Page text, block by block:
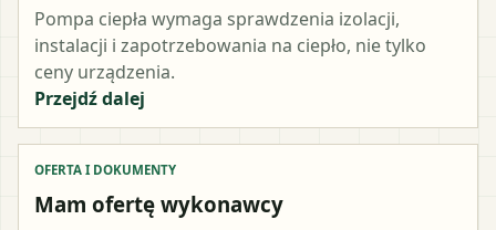
Pompa ciepła wymaga sprawdzenia izolacji,
instalacji i zapotrzebowania na ciepło, nie tylko
ceny urządzenia.
Przejdź dalej
OFERTA I DOKUMENTY
Mam ofertę wykonawcy